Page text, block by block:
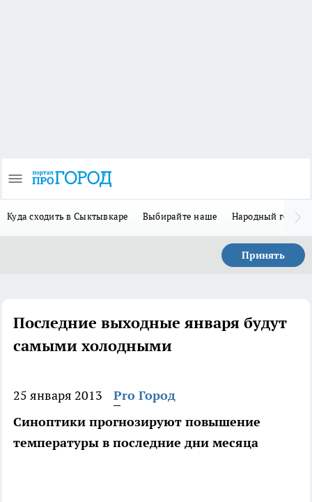
Куда сходить в Сыктывкаре Выбирайте наше Народный герой
Принять
Последние выходные января будут
самыми холодными
25 января 2013
Pro Город
Синоптики прогнозируют повышение
температуры в последние дни месяца